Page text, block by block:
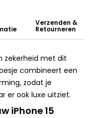
Verzenden &
Retourneren
zekerheid met dit
combineert een
zodat je
er ook luxe uitziet.
iPhone 15